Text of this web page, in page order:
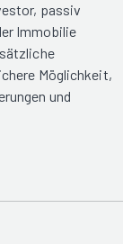
passiv
Immobilie
Möglichkeit,
und